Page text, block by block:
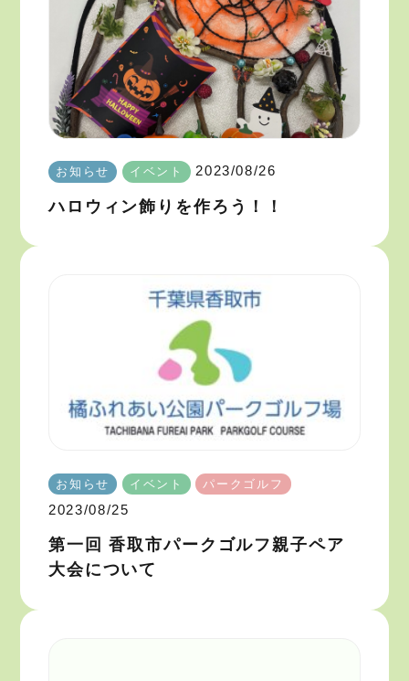
お知らせ イベント 2023/08/26
ハロウィン飾りを作ろう！！
お知らせ イベント パークゴルフ
2023/08/25
第一回 香取市パークゴルフ親子ペア
大会について